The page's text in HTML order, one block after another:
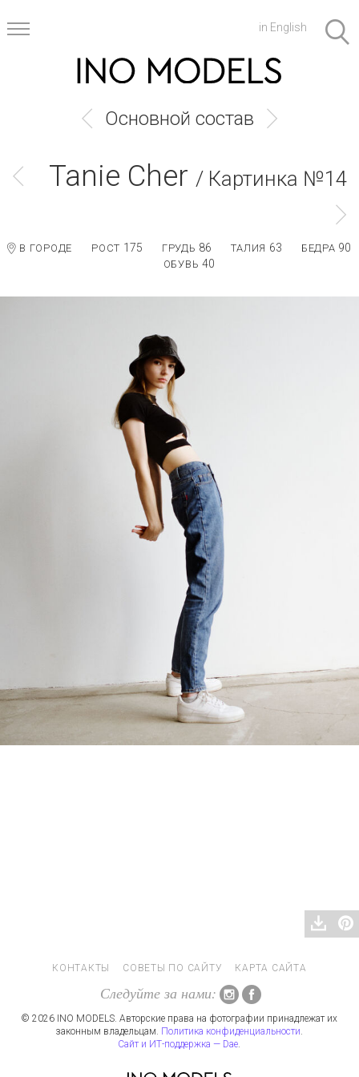
in English
Основной состав
Tanie Cher / Картинка №14
В ГОРОДЕ РОСТ 175 ГРУДЬ 86 ТАЛИЯ 63 БЕДРА 90
ОБУВЬ40
КОНТАКТЫ СОВЕТЫ ПО САЙТУ КАРТА САЙТА
Следуйте за нами:
© 2026 INO MODELS. Авторские права на фотографии принадлежат их
законным владельцам. Политика конфиденциальности.
Сайт и ИТ-поддержка — Dae.